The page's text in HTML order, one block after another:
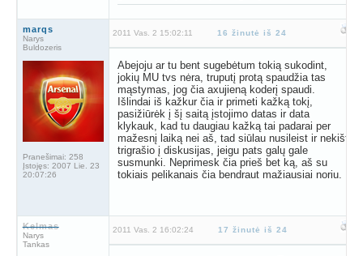
marqs
Narys
Buldozeris
Pranešimai: 258
Įstojęs: 2007 Lie. 23
20:07:26
2011 Vas. 2 15:02:11 16 žinutė iš 24
Abejoju ar tu bent sugebėtum tokią sukodint,
jokių MU tvs nėra, truputį protą spaudžia tas
mąstymas, jog čia axujieną koderį spaudi.
Išlindai iš kažkur čia ir primeti kažką tokį,
pasižiūrėk į šį saitą įstojimo datas ir data
klykauk, kad tu daugiau kažką tai padarai per
mažesnį laiką nei aš, tad siūlau nusileist ir nekišt
trigrašio į diskusijas, jeigu pats galų gale
susmunki. Neprimesk čia prieš bet ką, aš su
tokiais pelikanais čia bendraut mažiausiai noriu.
Kelmas
Narys
Tankas
2011 Vas. 2 16:02:24 17 žinutė iš 24